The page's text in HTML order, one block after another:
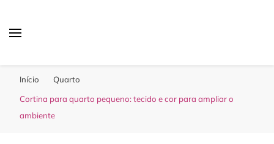
Início
Quarto
Cortina para quarto pequeno: tecido e cor para ampliar o
ambiente